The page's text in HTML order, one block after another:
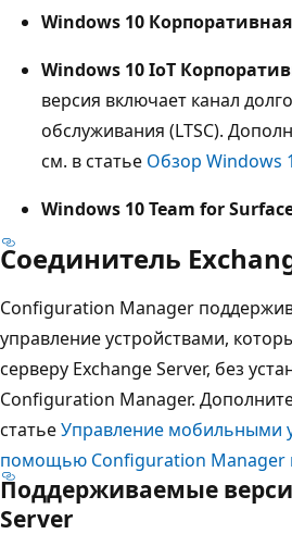
Windows 10 Корпоративная
Windows 10 IoT
версия включает канал
обслуживания (LTSC).
см. в статье Обзор Windows
Windows 10 Team for
Соединитель
Configuration Manager
управление устройствами,
серверу Exchange Server, без
Configuration Manager.
статьеУправление мобильными
помощью Configuration Manager
Поддерживаемые
Server